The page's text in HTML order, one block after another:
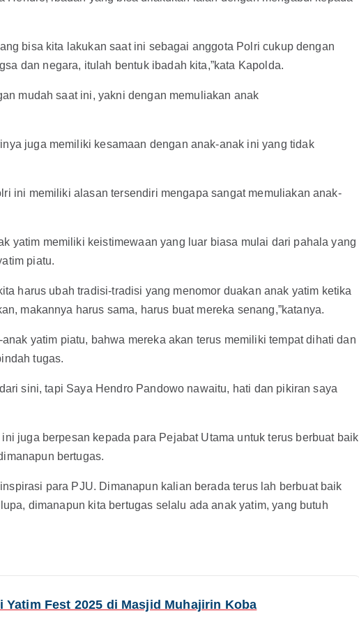
bisa kita lakukan saat ini sebagai anggota Polri cukup dengan
dan negara, itulah bentuk ibadah kita,”kata Kapolda.
mudah saat ini, yakni dengan memuliakan anak
juga memiliki kesamaan dengan anak-anak ini yang tidak
ini memiliki alasan tersendiri mengapa sangat memuliakan anak-
yatim memiliki keistimewaan yang luar biasa mulai dari pahala yang
piatu.
harus ubah tradisi-tradisi yang menomor duakan anak yatim ketika
makannya harus sama, harus buat mereka senang,”katanya.
yatim piatu, bahwa mereka akan terus memiliki tempat dihati dan
tugas.
sini, tapi Saya Hendro Pandowo nawaitu, hati dan pikiran saya
juga berpesan kepada para Pejabat Utama untuk terus berbuat baik
bertugas.
para PJU. Dimanapun kalian berada terus lah berbuat baik
dimanapun kita bertugas selalu ada anak yatim, yang butuh
Fest 2025 di Masjid Muhajirin Koba